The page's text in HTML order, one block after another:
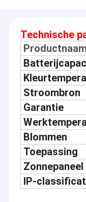
Technische
Stroombron
Garantie
Blommen
Toepassing
Zonnepaneel
IP-